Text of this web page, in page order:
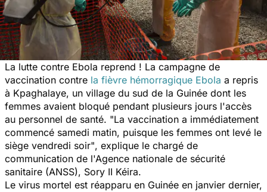
La lutte contre Ebola reprend ! La campagne de
vaccination contre la fièvre hémorragique Ebola a repris
à Kpaghalaye, un village du sud de la Guinée dont les
femmes avaient bloqué pendant plusieurs jours l'accès
au personnel de santé. "La vaccination a immédiatement
commencé samedi matin, puisque les femmes ont levé le
siège vendredi soir", explique le chargé de
communication de l'Agence nationale de sécurité
sanitaire (ANSS), Sory II Kéira.
Le virus mortel est réapparu en Guinée en janvier dernier,